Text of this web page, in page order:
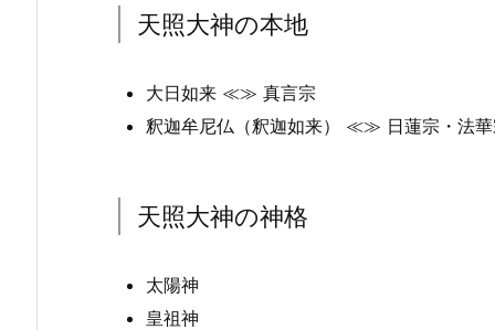
天照大神の本地
大日如来 ≪≫ 真言宗
釈迦牟尼仏（釈迦如来） ≪≫ 日蓮宗・法
天照大神の神格
太陽神
皇祖神